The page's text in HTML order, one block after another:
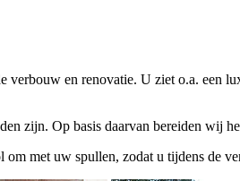
en renovatie. U ziet o.a. een
zijn. Op basis daarvan bereiden wij
om met uw spullen, zodat u tijdens de